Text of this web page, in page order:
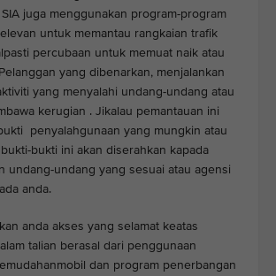
juga menggunakan program-program
untuk memantau rangkaian trafik
percubaan untuk memuat naik atau
yang dibenarkan, menjalankan
yang menyalahi undang-undang atau
kerugian . Jikalau pemantauan ini
penyalahgunaan yang mungkin atau
bukti ini akan diserahkan kapada
undang-undang yang sesuai atau agensi
anda.
anda akses yang selamat keatas
talian berasal dari penggunaan
dan program penerbangan